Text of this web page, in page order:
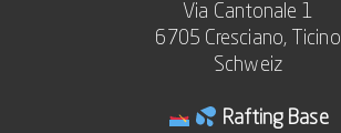
Via Cantonale 1
6705 Cresciano, Ticino
Schweiz
Rafting Base